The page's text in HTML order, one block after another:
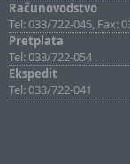
Računovodstvo
Tel: 033/722-045, Fax:
Pretplata
Tel: 033/722-054
Ekspedit
Tel: 033/722-041